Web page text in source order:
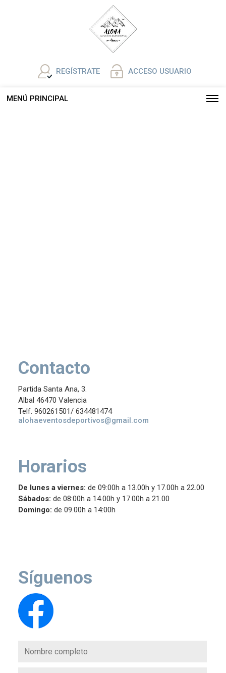
REGÍSTRATE ACCESO USUARIO
MENÚ PRINCIPAL
Contacto
Partida Santa Ana, 3.
Albal 46470 Valencia
Telf. 960261501/ 634481474
alohaeventosdeportivos@gmail.com
Horarios
De lunes a viernes: de 09:00h a 13.00h y 17.00h a 22.00
Sábados: de 08:00h a 14.00h y 17.00h a 21.00
Domingo: de 09.00h a 14:00h
Síguenos